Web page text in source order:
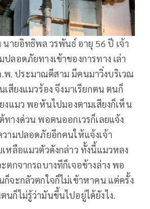
ายอิทธิพล วรพันธ์ อายุ 56 ปี เจ้า
ลอดภัยทางเข้าของการทาง เล่า
.พ. ประมาณตีสาม มีคนมาวิ่งบริเวณ
เสียงแมวร้อง จึงมาเรียกตน ตนก็
งแมว พอหันไปมองตามเสียงก็เห็น
างด่วน พอตนออกเวรก็เลยแจ้ง
ามปลอดภัยอีกคนให้แจ้งเจ้า
หลือแมวตัวดังกล่าว ทั้งนี้แมวหลง
ตกจากรถบางทีก็เจอข้างล่าง พอ
จะกลัวตกใจก็ไม่เข้าหาคน แต่ครั้ง
ก็ไม่รู้ว่ามันขึ้นไปอยู่ได้ยังไง.